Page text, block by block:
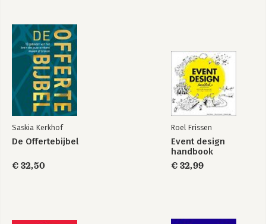
Bekijk alle boeken
Saskia Kerkhof
De Offertebijbel
€ 32,50
Roel Frissen
Event design
handbook
€ 32,99